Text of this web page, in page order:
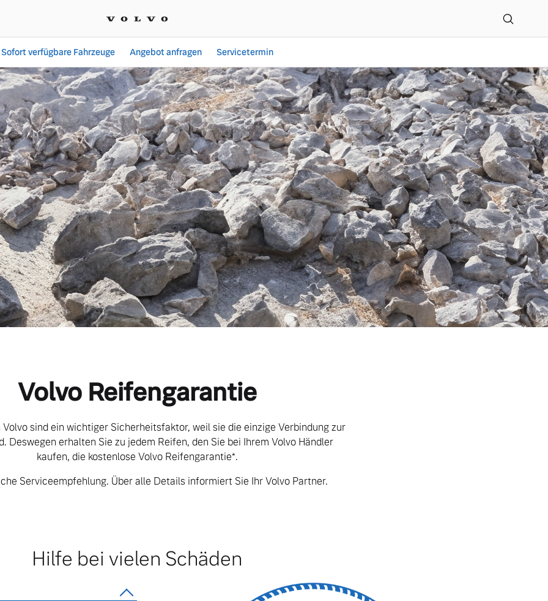
-reifengarantie
Sofort verfügbare Fahrzeuge Angebot anfragen Servicetermin
Volvo Reifengarantie
Volvo sind ein wichtiger Sicherheitsfaktor, weil sie die einzige Verbindung zur
Deswegen erhalten Sie zu jedem Reifen, den Sie bei Ihrem Volvo Händler
kaufen, die kostenlose Volvo Reifengarantie*.
Serviceempfehlung. Über alle Details informiert Sie Ihr Volvo Partner.
Hilfe bei vielen Schäden